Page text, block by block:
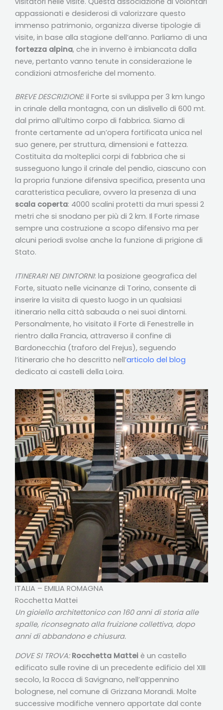
appassionati e desiderosi di valorizzare questo
immenso patrimonio, organizza diverse tipologie di
visite, in base alla stagione dell’anno. Parliamo di una
fortezza alpina, che in inverno è imbiancata dalla
neve, pertanto vanno tenute in considerazione le
condizioni atmosferiche del momento.
BREVE DESCRIZIONE: il Forte si sviluppa per 3 km lungo
in crinale della montagna, con un dislivello di 600 mt.
dal primo all’ultimo corpo di fabbrica. Siamo di
fronte certamente ad un’opera fortificata unica nel
suo genere, per struttura, dimensioni e fattezza.
Costituita da molteplici corpi di fabbrica che si
susseguono lungo il crinale del pendio, ciascuno con
la propria funzione difensiva specifica, presenta una
caratteristica peculiare, ovvero la presenza di una
scala coperta: 4000 scalini protetti da muri spessi 2
metri che si snodano per più di 2 km. Il Forte rimase
sempre una costruzione a scopo difensivo ma per
alcuni periodi svolse anche la funzione di prigione di
Stato.
ITINERARI NEI DINTORNI: la posizione geografica del
Forte, situato nelle vicinanze di Torino, consente di
inserire la visita di questo luogo in un qualsiasi
itinerario nella città sabauda o nei suoi dintorni.
Personalmente, ho visitato il Forte di Fenestrelle in
rientro dalla Francia, attraverso il confine di
Bardonecchia (traforo del Frejus), seguendo
l’itinerario che ho descritto nell’articolo del blog
dedicato ai castelli della Loira.
ITALIA – EMILIA ROMAGNA
Rocchetta Mattei
Un gioiello architettonico con 160 anni di storia alle
spalle, riconsegnato alla fruizione collettiva, dopo
anni di abbandono e chiusura.
DOVE SI TROVA: Rocchetta Mattei è un castello
edificato sulle rovine di un precedente edificio del XIII
secolo, la Rocca di Savignano, nell’appennino
bolognese, nel comune di Grizzana Morandi. Molte
successive modifiche vennero apportate dal conte